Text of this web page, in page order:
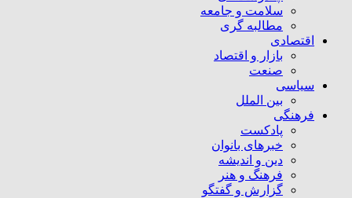
سلامت و جامعه
مطالبه گری
اقتصادی
بازار و اقتصاد
صنعت
سیاسی
بین الملل
فرهنگی
پادکست
خبرهای بانوان
دین و اندیشه
فرهنگ و هنر
گزارش و گفتگو